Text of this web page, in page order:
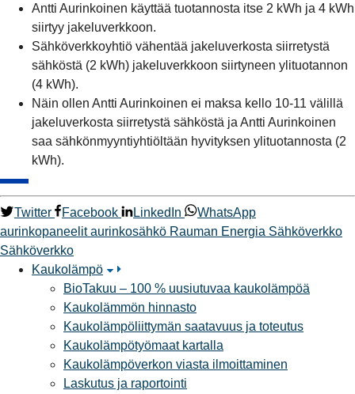
Antti Aurinkoinen käyttää tuotannosta itse 2 kWh ja 4 kWh
siirtyy jakeluverkkoon.
Sähköverkkoyhtiö vähentää jakeluverkosta siirretystä
sähköstä (2 kWh) jakeluverkkoon siirtyneen ylituotannon
(4 kWh).
Näin ollen Antti Aurinkoinen ei maksa kello 10-11 välillä
jakeluverkosta siirretystä sähköstä ja Antti Aurinkoinen
saa sähkönmyyntiyhtiöltään hyvityksen ylituotannosta (2
kWh).
Twitter Facebook LinkedIn
WhatsApp
aurinkopaneelit aurinkosähkö Rauman Energia Sähköverkko
Sähköverkko
Kaukolämpö
BioTakuu – 100 % uusiutuvaa kaukolämpöä
Kaukolämmön hinnasto
Kaukolämpöliittymän saatavuus ja toteutus
Kaukolämpötyömaat kartalla
Kaukolämpöverkon viasta ilmoittaminen
Laskutus ja raportointi